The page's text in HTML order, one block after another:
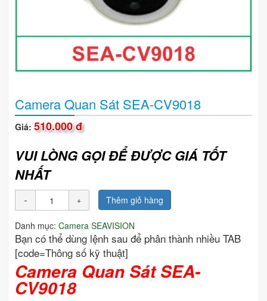
Camera Quan Sát SEA-CV9018
Giá: 510.000 đ
VUI LÒNG GỌI ĐỂ ĐƯỢC GIÁ TỐT
NHẤT
Thêm giỏ hàng
Danh mục: Camera SEAVISION
Bạn có thể dùng lệnh sau để phân thành nhiều TAB
[code=Thông số kỹ thuật]
Camera Quan Sát SEA-
CV9018